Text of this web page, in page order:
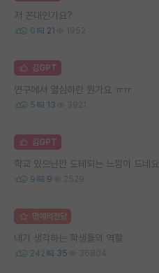
저 꼰대인가요?
0 21 1952
김GPT
연구에서 열심히란 뭔가요 ㅠㅠ
5 13 3921
김GPT
학교 있으닌깐 도테되는 느낌이 드네요.
9 9 2529
명예의전당
내가 생각하는 학생들의 역할
242 35 36804